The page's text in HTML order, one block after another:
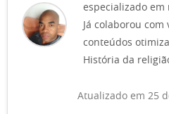
especializado em
Já colaborou
conteúdos
História da
Atualizado em 25